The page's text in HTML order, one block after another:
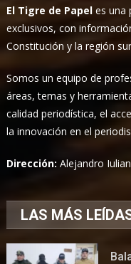
El Tigre de Papel es una
exclusivos, con
Constitución y la región
Somos un equipo de
áreas, temas y
calidad periodística, el
la innovación en el
Dirección:Alejandro
LAS MÁS